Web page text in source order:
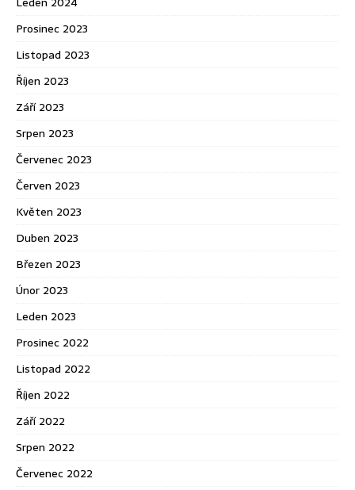
Prosinec 2023
Listopad 2023
Říjen 2023
Září 2023
Srpen 2023
Červenec 2023
Červen 2023
Květen 2023
Duben 2023
Březen 2023
Únor 2023
Leden 2023
Prosinec 2022
Listopad 2022
Říjen 2022
Září 2022
Srpen 2022
Červenec 2022